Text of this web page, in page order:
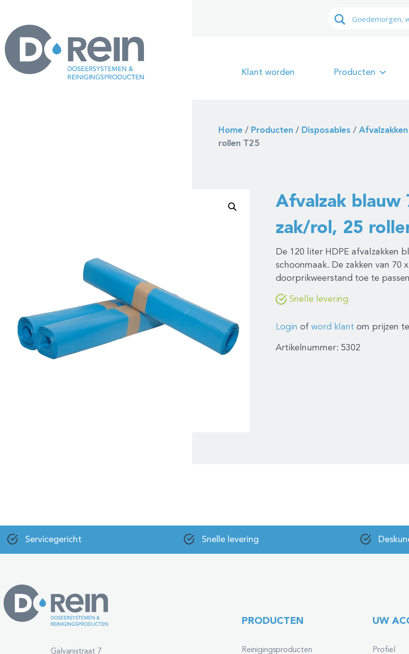
Klant worden Producten
Home/ Producten / Disposables / Afvalzakken
rollen T25
Afvalzak blauw
zak/rol, 25
De 120 liter HDPE afvalzakken
schoonmaak. De zakken van 70
doorprikweerstand toe te
Snelle levering
Login of word klant om prijzen
Artikelnummer: 5302
Servicegericht Snelle levering
Galvanistraat 7
PRODUCTEN
Reinigingsproducten
UW
Profiel